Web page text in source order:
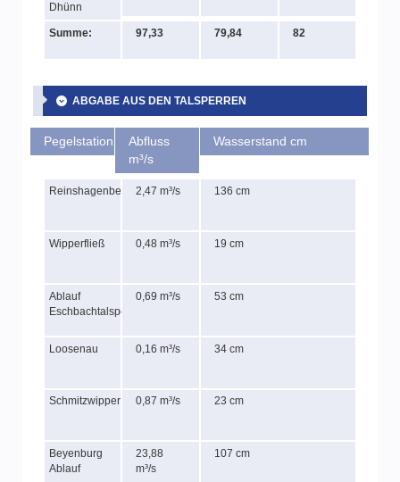
Dhünn
Summe: 97,33 79,84 82
ABGABE AUS DEN TALSPERREN
Pegelstation
Abfluss
m³/s
Wasserstand cm
Reinshagenbever2,47 m³/s 136 cm
Wipperfließ 0,48 m³/s 19 cm
Ablauf
Eschbachtalsperre
0,69 m³/s 53 cm
Loosenau 0,16 m³/s 34 cm
Schmitzwipper 0,87 m³/s 23 cm
Beyenburg
Ablauf
23,88
m³/s
107 cm